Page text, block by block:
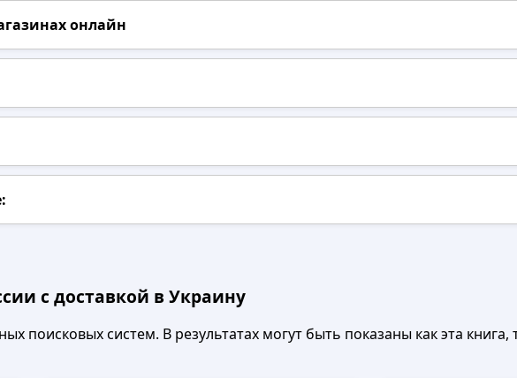
онлайн
с доставкой в Украину
поисковых систем. В результатах могут быть показаны как эта